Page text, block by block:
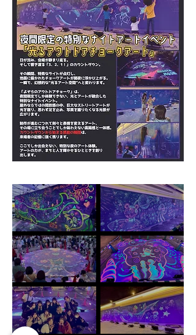
サマーフェスタ IN KORIYAMA ビ
ール祭/ CHALK'S PARK/ 参加型巨
大チョークアート/ ネオンチョークア
ート / 福島県郡山市/ ＃福島県 ＃ファ
ミリーイベント #アートイベント
ららぽーと安城/ アウトドアチョーク
パーク/ CHALK JAM/ 参加型巨大
チョークアート/ ネオンチョークアー
ト/ダンボールトレイン / ダンボール
ハウス/ フェイスペイント/ 愛知県安
城市/ ＃愛知県 ＃ファミリーイベント
#アートイベント
サンタウンプラザすずらん館/ アウト
ドアチョークアート/ ネオンチョーク
アート/ チョークアート号 /奈良県/
＃奈良県 ＃ファミリーイベント #ア
ートイベント
BRANCH横浜南部市場/ アウトドア
チョークアート/ ネオンチョークアー
ト/ 神奈川県横浜市/ ＃神奈川県 ＃フ
ァミリーイベント #アートイベント